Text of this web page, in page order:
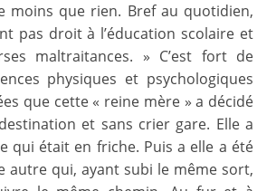
moins que rien. Bref au quotidien,
pas droit à l’éducation scolaire et
maltraitances. » C’est fort de
physiques et psychologiques
que cette « reine mère » a décidé
et sans crier gare. Elle a
qui était en friche. Puis a elle a été
autre qui, ayant subi le même sort,